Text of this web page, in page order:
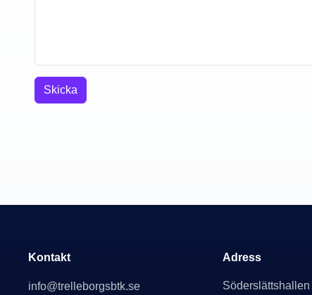
Skicka
Kontakt
info@trelleborgsbtk.se
Adress
Söderslättshallen